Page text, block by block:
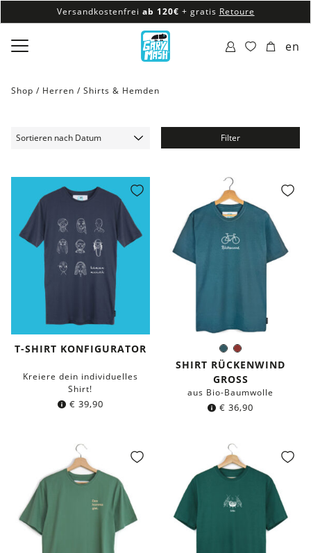
Versandkostenfrei ab 120€ + gratis Retoure
100% veganes & fair produziertes Sortiment
Versandkostenfrei ab 120€
en
Shop / Herren / Shirts & Hemden
Filter
T-SHIRT KONFIGURATOR
Kreiere dein individuelles
Shirt!
€ 39,90
Dunkles
Petrol
Kastanie
Farbe:
SHIRT RÜCKENWIND
GROSS
aus Bio-Baumwolle
€ 36,90